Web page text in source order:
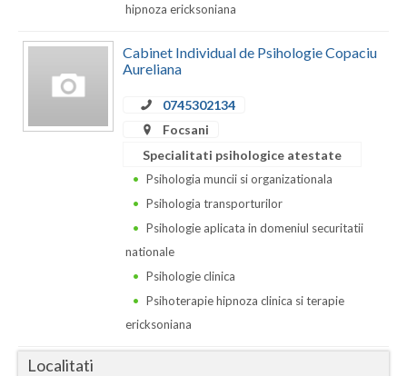
Giurgiu
Mures
hipnoza ericksoniana
Cabinet Individual de Psihologie Copaciu
Aureliana
0745302134
Focsani
Specialitati psihologice atestate
Psihologia muncii si organizationala
Psihologia transporturilor
Psihologie aplicata in domeniul securitatii
nationale
Psihologie clinica
Psihoterapie hipnoza clinica si terapie
ericksoniana
Localitati